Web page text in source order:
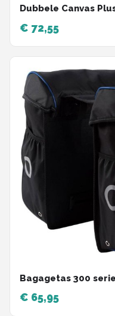
Dubbele Canvas
€ 72,55
Bagagetas 300
€ 65,95